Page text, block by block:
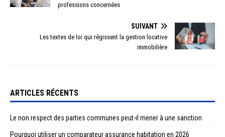
professions concernées
SUIVANT
Les textes de loi qui régissent la gestion locative
immobilière
ARTICLES RÉCENTS
Le non respect des parties communes peut-il mener à une sanction
Pourquoi utiliser un comparateur assurance habitation en 2026